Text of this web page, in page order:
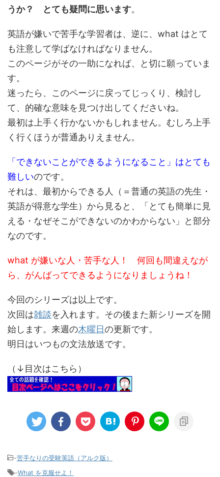
うか？ とても疑問に思います。
英語が嫌いで苦手な学習者は、逆に、what はとて
も注意して学ばなければなりません。
このページがその一助になれば、と切に願っていま
す。
迷ったら、このページに戻ってじっくり、検討し
て、的確な意味を見つけ出してくださいね。
最初は上手く行かないかもしれません。むしろ上手
く行くほうが普通ありえません。
「できないことができるようになること」はとても
難しいのです。
それは、最初からできる人（＝普通の英語の先生・
英語が得意な学生）から見ると、「とても簡単に見
える・なぜそこができないのかわからない」と部分
なのです。
what が嫌いな人・苦手な人！ 何回も間違えなが
ら、がんばってできるようになりましょうね！
今回のシリーズは以上です。
次回は雑談を入れます。その後また新シリーズを開
始します。来週の木曜日の更新です。
明日はいつもの文法放送です。
（↓目次はこちら）
-苦手なりの受験英語（アルク版）
-What を克服せよ！